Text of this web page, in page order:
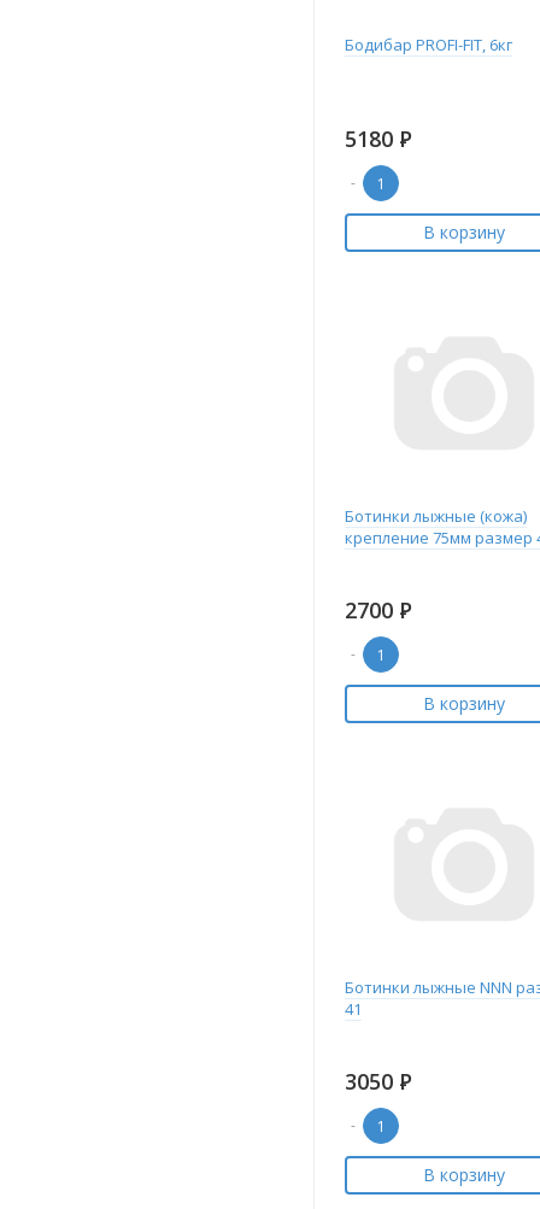
Бодибар PROFI-FIT, 6кг
5180 Р
-
В корзину
Ботинки лыжные (кожа)
крепление 75мм размер
2700 Р
-
В корзину
Ботинки лыжные NNN
41
3050 Р
-
В корзину